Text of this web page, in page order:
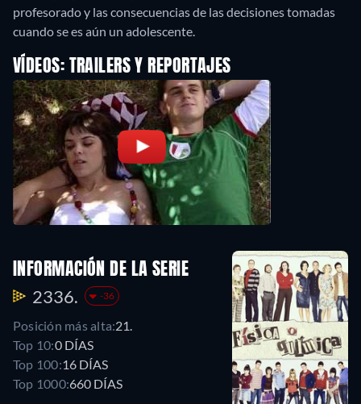
profesorado y las consecuencias de las decisiones tomadas
cuando se es aún un adolescente.
VÍDEOS: TRAILERS Y REPORTAJES
INFORMACIÓN DE LA SERIE
2336. -36
Posición más alta:21.
Top 10:0 DÍAS
Top 100:16 DÍAS
Top 1000:660 DÍAS